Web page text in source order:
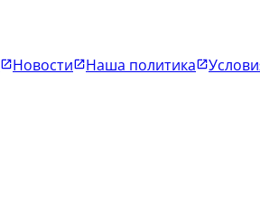
Новости Наша политика